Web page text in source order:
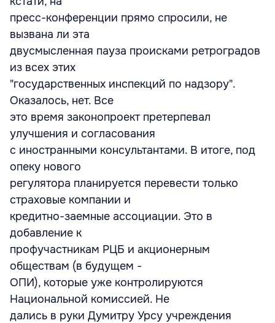
пресс-конференции прямо спросили, не
вызвана ли эта
двусмысленная пауза происками ретроградов
из всех этих
"государственных инспекций по надзору".
Оказалось, нет. Все
это время законопроект претерпевал
улучшения и согласования
с иностранными консультантами. В итоге, под
опеку нового
регулятора планируется перевести только
страховые компании и
кредитно-заемные ассоциации. Это в
добавление к
профучастникам РЦБ и акционерным
обществам (в будущем -
ОПИ), которые уже контролируются
Национальной комиссией. Не
дались в руки Думитру Урсу учреждения